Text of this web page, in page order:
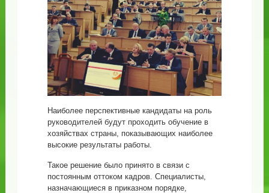
Наиболее перспективные кандидаты на роль
руководителей будут проходить обучение в
хозяйствах страны, показывающих наиболее
высокие результаты работы.
Такое решение было принято в связи с
постоянным оттоком кадров. Специалисты,
назначающиеся в приказном порядке,